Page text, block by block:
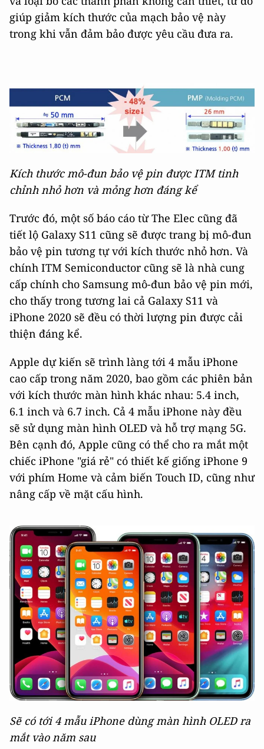
giúp giảm kích thước của mạch bảo vệ này
trong khi vẫn đảm bảo được yêu cầu đưa ra.
Kích thước mô-đun bảo vệ pin được ITM tinh
chỉnh nhỏ hơn và mỏng hơn đáng kể
Trước đó, một số báo cáo từ The Elec cũng đã
tiết lộ Galaxy S11 cũng sẽ được trang bị mô-đun
bảo vệ pin tương tự với kích thước nhỏ hơn. Và
chính ITM Semiconductor cũng sẽ là nhà cung
cấp chính cho Samsung mô-đun bảo vệ pin mới,
cho thấy trong tương lai cả Galaxy S11 và
iPhone 2020 sẽ đều có thời lượng pin được cải
thiện đáng kể.
Apple dự kiến sẽ trình làng tới 4 mẫu iPhone
cao cấp trong năm 2020, bao gồm các phiên bản
với kích thước màn hình khác nhau: 5.4 inch,
6.1 inch và 6.7 inch. Cả 4 mẫu iPhone này đều
sẽ sử dụng màn hình OLED và hỗ trợ mạng 5G.
Bên cạnh đó, Apple cũng có thể cho ra mắt một
chiếc iPhone "giá rẻ" có thiết kế giống iPhone 9
với phím Home và cảm biến Touch ID, cũng như
nâng cấp về mặt cấu hình.
Sẽ có tới 4 mẫu iPhone dùng màn hình OLED ra
mắt vào năm sau